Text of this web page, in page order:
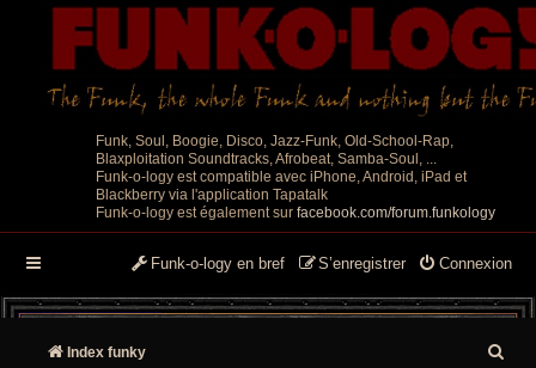
Funk, Soul, Boogie, Disco, Jazz-Funk, Old-School-Rap,
Blaxploitation Soundtracks, Afrobeat, Samba-Soul, ...
Funk-o-logy est compatible avec iPhone, Android, iPad et
Blackberry via l'application Tapatalk
Funk-o-logy est également sur facebook.com/forum.funkology
Connexion
S’enregistrer
Funk-o-logy en bref
Index funky